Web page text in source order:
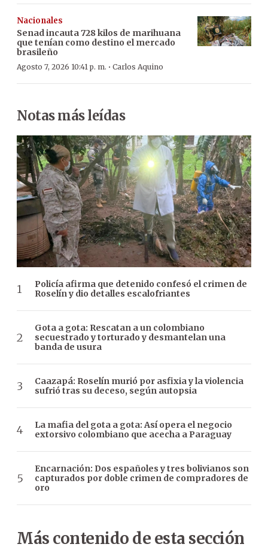
Nacionales
Senad incauta 728 kilos de marihuana
que tenían como destino el mercado
brasileño
Agosto 7, 2026 10:41 p. m. · Carlos Aquino
Notas más leídas
Policía afirma que detenido confesó el crimen de
Roselín y dio detalles escalofriantes
Gota a gota: Rescatan a un colombiano
secuestrado y torturado y desmantelan una
banda de usura
Caazapá: Roselín murió por asfixia y la violencia
sufrió tras su deceso, según autopsia
La mafia del gota a gota: Así opera el negocio
extorsivo colombiano que acecha a Paraguay
Encarnación: Dos españoles y tres bolivianos son
capturados por doble crimen de compradores de
oro
Más contenido de esta sección